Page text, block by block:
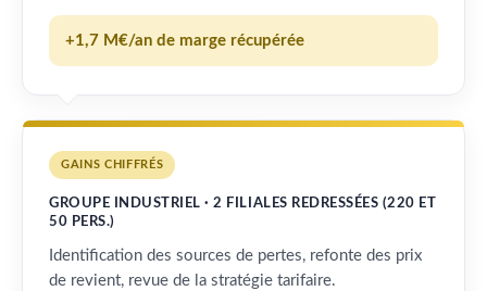
+1,7 M€/an de marge récupérée
GAINS CHIFFRÉS
GROUPE INDUSTRIEL · 2 FILIALES REDRESSÉES (220 ET
50 PERS.)
Identification des sources de pertes, refonte des prix
de revient, revue de la stratégie tarifaire.